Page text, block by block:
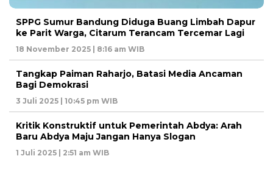
SPPG Sumur Bandung Diduga Buang Limbah Dapur
ke Parit Warga, Citarum Terancam Tercemar Lagi
18 November 2025 | 8:16 am WIB
Tangkap Paiman Raharjo, Batasi Media Ancaman
Bagi Demokrasi
3 Juli 2025 | 10:45 pm WIB
Kritik Konstruktif untuk Pemerintah Abdya: Arah
Baru Abdya Maju Jangan Hanya Slogan
1 Juli 2025 | 2:51 am WIB